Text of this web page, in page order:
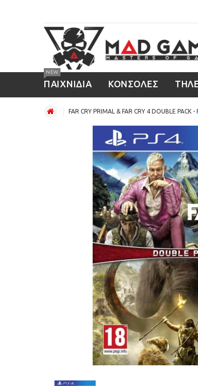
ΠΑΙΧΝΙΔΙΑ
NEW
ΚΟΝΣΟΛΕΣ
FAR CRY PRIMAL & FAR CRY 4 DOUBLE PACK -